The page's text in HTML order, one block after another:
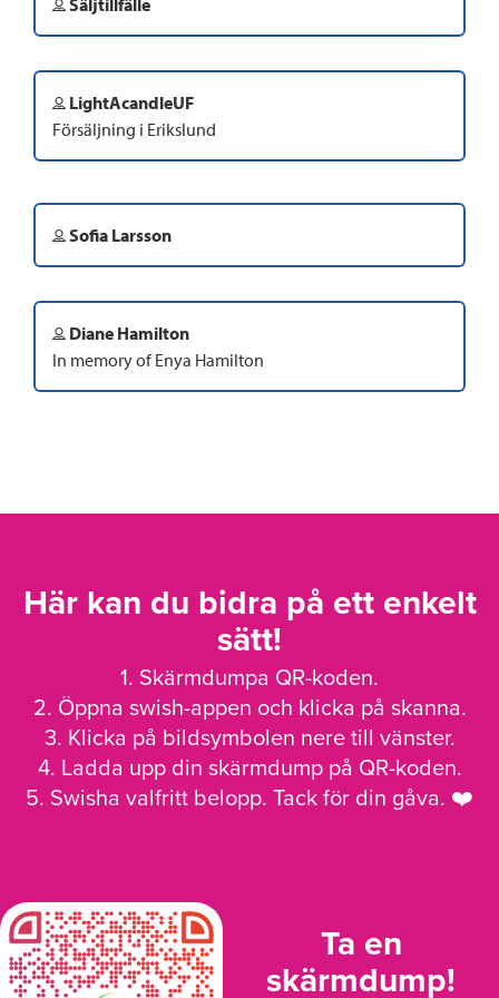
LightAcandleUF
Försäljning i Erikslund
Sofia Larsson
Diane Hamilton
In memory of Enya Hamilton
Här kan du bidra på ett enkelt
sätt!
1. Skärmdumpa QR-koden.
2. Öppna swish-appen och klicka på skanna.
3. Klicka på bildsymbolen nere till vänster.
4. Ladda upp din skärmdump på QR-koden.
5. Swisha valfritt belopp. Tack för din gåva. ❤️
Ta en
skärmdump!